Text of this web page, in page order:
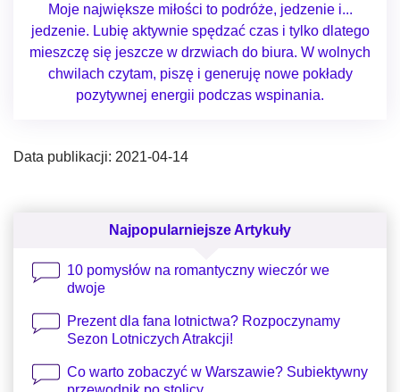
Moje największe miłości to podróże, jedzenie i...
jedzenie. Lubię aktywnie spędzać czas i tylko dlatego
mieszczę się jeszcze w drzwiach do biura. W wolnych
chwilach czytam, piszę i generuję nowe pokłady
pozytywnej energii podczas wspinania.
Data publikacji: 2021-04-14
Najpopularniejsze Artykuły
10 pomysłów na romantyczny wieczór we
dwoje
Prezent dla fana lotnictwa? Rozpoczynamy
Sezon Lotniczych Atrakcji!
Co warto zobaczyć w Warszawie? Subiektywny